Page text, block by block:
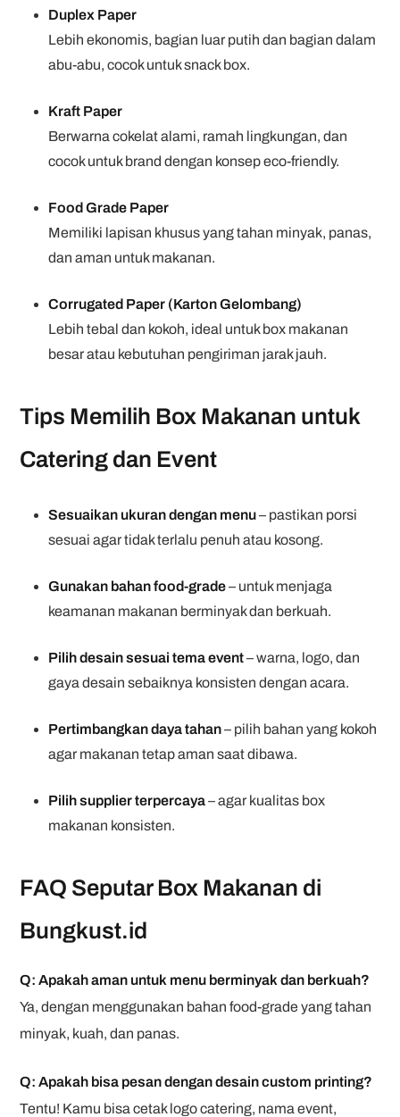
Duplex Paper
Lebih ekonomis, bagian luar putih dan bagian dalam
abu-abu, cocok untuk snack box.
Kraft Paper
Berwarna cokelat alami, ramah lingkungan, dan
cocok untuk brand dengan konsep eco-friendly.
Food Grade Paper
Memiliki lapisan khusus yang tahan minyak, panas,
dan aman untuk makanan.
Corrugated Paper (Karton Gelombang)
Lebih tebal dan kokoh, ideal untuk box makanan
besar atau kebutuhan pengiriman jarak jauh.
Tips Memilih Box Makanan untuk
Catering dan Event
Sesuaikan ukuran dengan menu– pastikan porsi
sesuai agar tidak terlalu penuh atau kosong.
Gunakan bahan food-grade– untuk menjaga
keamanan makanan berminyak dan berkuah.
Pilih desain sesuai tema event– warna, logo, dan
gaya desain sebaiknya konsisten dengan acara.
Pertimbangkan daya tahan– pilih bahan yang kokoh
agar makanan tetap aman saat dibawa.
Pilih supplier terpercaya– agar kualitas box
makanan konsisten.
FAQ Seputar Box Makanan di
Bungkust.id
Q: Apakah aman untuk menu berminyak dan berkuah?
Ya, dengan menggunakan bahan food-grade yang tahan
minyak, kuah, dan panas.
Q: Apakah bisa pesan dengan desain custom printing?
Tentu! Kamu bisa cetak logo catering, nama event,